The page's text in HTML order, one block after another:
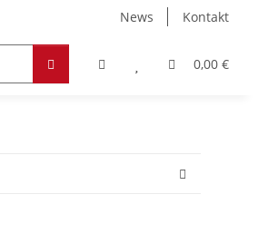
News Kontakt
0,00 €
Hobby & Freizeit Werkstoffe